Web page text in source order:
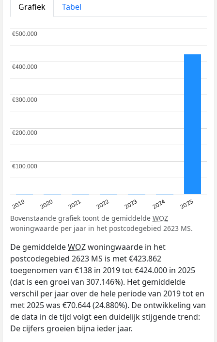
Grafiek
Tabel
2019 2020 2021 2022 2023 2024 2025
€100.000
€100.000
€200.000
€200.000
€300.000
€300.000
€400.000
€400.000
€500.000
€500.000
Bovenstaande grafiek toont de gemiddelde WOZ
woningwaarde per jaar in het postcodegebied 2623 MS.
De gemiddeldeWOZwoningwaarde in het
postcodegebied 2623 MS is met €423.862
toegenomen van €138 in 2019 tot €424.000 in 2025
(dat is een groei van 307.146%). Het gemiddelde
verschil per jaar over de hele periode van 2019 tot en
met 2025 was €70.644 (24.880%). De ontwikkeling van
de data in de tijd volgt een duidelijk stijgende trend:
De cijfers groeien bijna ieder jaar.